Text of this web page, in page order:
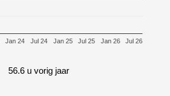
Jan 24 Jan 25 Jan 26
Jul 24 Jul 25 Jul 26
56.6 u vorig jaar